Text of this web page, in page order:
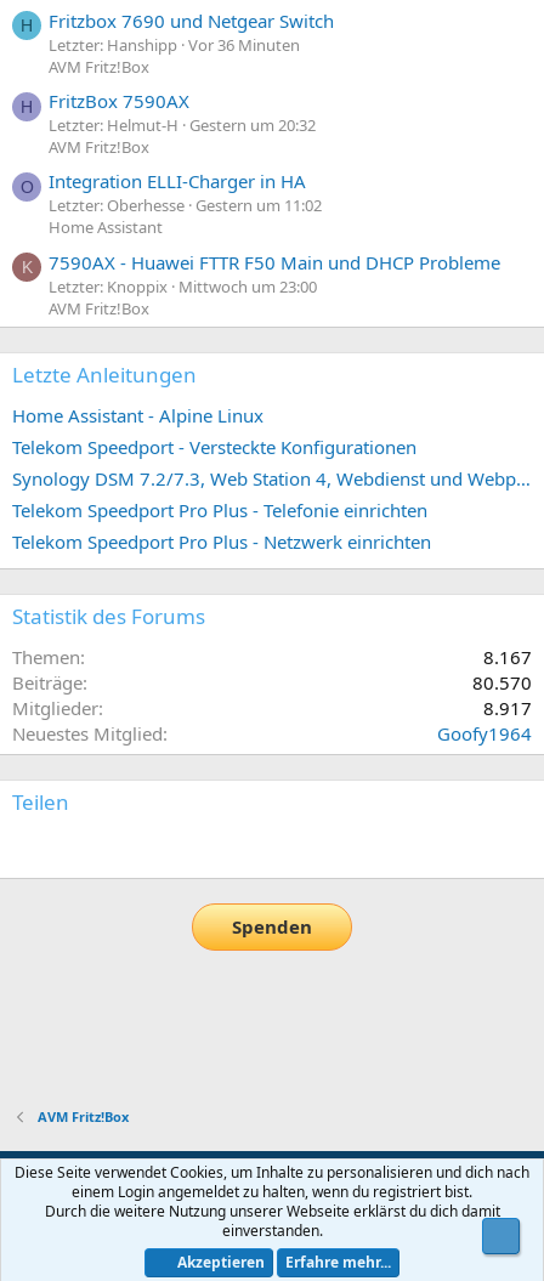
H Fritzbox 7690 und Netgear Switch
Letzter: Hanshipp Vor 36 Minuten
AVM Fritz!Box
H FritzBox 7590AX
Letzter: Helmut-H
Gestern um 20:32
AVM Fritz!Box
O Integration ELLI-Charger in HA
Letzter: Oberhesse Gestern um 11:02
Home Assistant
K 7590AX - Huawei FTTR F50 Main und DHCP Probleme
Letzter: Knoppix
Mittwoch um 23:00
AVM Fritz!Box
Letzte Anleitungen
Home Assistant - Alpine Linux
Telekom Speedport - Versteckte Konfigurationen
Synology DSM 7.2/7.3, Web Station 4, Webdienst und Webportal erstellen (ehemals vHost)
Telekom Speedport Pro Plus - Telefonie einrichten
Telekom Speedport Pro Plus - Netzwerk einrichten
Statistik des Forums
Themen
8.167
Beiträge
80.570
Mitglieder
8.917
Neuestes Mitglied
Goofy1964
Teilen
Spenden
AVM Fritz!Box
Default-Theme
Nutzungsbedingungen
Datenschutz Hilfe und Impressum Start
Community platform by XenForo® © 2010-2026 XenForo Ltd.
Diese Seite verwendet Cookies, um Inhalte zu personalisieren und dich nach
einem Login angemeldet zu halten, wenn du registriert bist.
Durch die weitere Nutzung unserer Webseite erklärst du dich damit
einverstanden.
Akzeptieren
Erfahre mehr...